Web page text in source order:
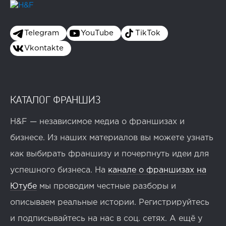
Telegram YouTube TikTok
Vkontakte
КАТАЛОГ ФРАНШИЗ
H&F — независимое медиа о франшизах и
бизнесе. Из наших материалов вы можете узнать
как выбирать франшизу и почерпнуть идеи для
успешного бизнеса. На канале о франшизах на
Ютубе мы проводим честные разборы и
описываем реальные истории. Регистрируйтесь
и подписывайтесь на нас в соц. сетях. А ещё у